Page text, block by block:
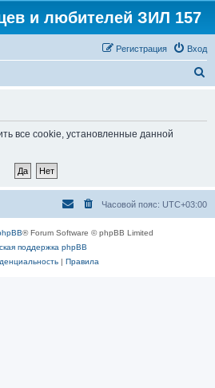
и любителей ЗИЛ 157
Вход
Регистрация
все cookie, установленные данной
Часовой пояс: UTC+03:00
® Forum Software © phpBB Limited
поддержка phpBB
| Правила